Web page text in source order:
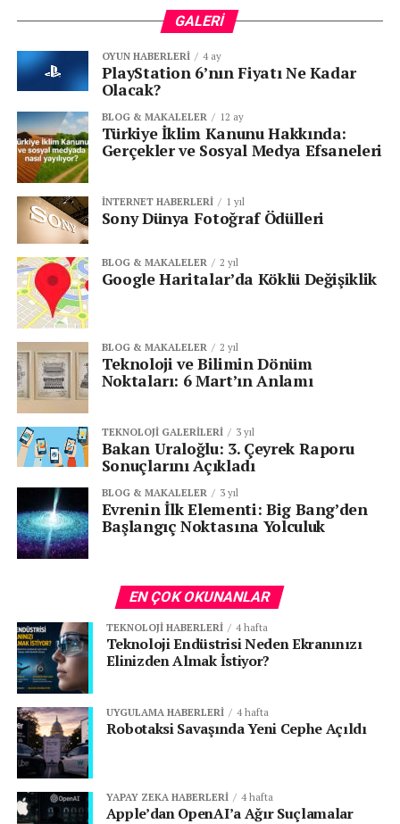
Telefonica, Telekom operatörü
Iberdrola ve Gas Natural, enerji şirketleri
ABD
FedEx, kargo firması
Rusya
İçişleri Bakanlığı
VTB, banka
RZD, demiryolları
Almanya
Demiryolları
Çin
ATM’ler
Okullar ve üniversiteler
TÜRKİYE’DE ETKİSİ NE OLDU? NEDEN
ETKİLENMEDİ?
Dünya çapında etkili olan, yüze yakın ülkeye yayıldığı
bilinen zararlı yazılım siber saldırısının etkisi Türkiye’de
sınırlı oldu ve hayatın akışı etkilenmedi. Uluslararası
operasyonları olan Renault firmasının Fransa
merkezinin etkilenmesi nedeni ile Türkiye’de de üretim
biriminin Cumartesi günü söz konusu saldırıdan
etkilendiği ancak normal seyre dönüldüğü raporlandı.
GALERI
OYUN HABERLERI 4 ay
PlayStation 6’nın Fiyatı Ne Kadar
Olacak?
BLOG & MAKALELER 12 ay
Türkiye İklim Kanunu Hakkında:
Gerçekler ve Sosyal Medya Efsaneleri
İNTERNET HABERLERI 1 yıl
Sony Dünya Fotoğraf Ödülleri
BLOG & MAKALELER 2 yıl
Google Haritalar’da Köklü Değişiklik
BLOG & MAKALELER 2 yıl
Teknoloji ve Bilimin Dönüm
Noktaları: 6 Mart’ın Anlamı
TEKNOLOJI GALERILERI 3 yıl
Bakan Uraloğlu: 3. Çeyrek Raporu
Sonuçlarını Açıkladı
BLOG & MAKALELER 3 yıl
Evrenin İlk Elementi: Big Bang’den
Başlangıç Noktasına Yolculuk
EN ÇOK OKUNANLAR
TEKNOLOJI HABERLERI 4 hafta
Teknoloji Endüstrisi Neden Ekranınızı
Elinizden Almak İstiyor?
UYGULAMA HABERLERI 4 hafta
Robotaksi Savaşında Yeni Cephe Açıldı
YAPAY ZEKA HABERLERI 4 hafta
Apple’dan OpenAI’a Ağır Suçlamalar